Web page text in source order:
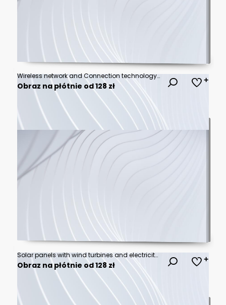
Wireless network and Connection technology concept with Abstract Bangkok city background
Obraz na płótnie od 128 zł
Solar panels with wind turbines and electricity pylon at sunset. Clean energy concept.
Obraz na płótnie od 128 zł